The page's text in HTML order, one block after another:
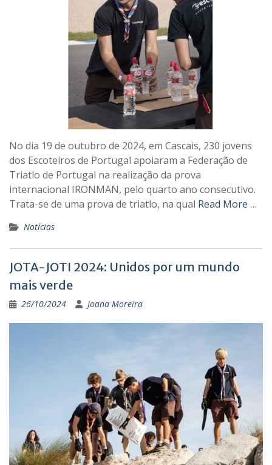
No dia 19 de outubro de 2024, em Cascais, 230 jovens
dos Escoteiros de Portugal apoiaram a Federação de
Triatlo de Portugal na realização da prova
internacional IRONMAN, pelo quarto ano consecutivo.
Trata-se de uma prova de triatlo, na qual Read More …
Notícias
JOTA-JOTI 2024: Unidos por um mundo
mais verde
26/10/2024 Joana Moreira